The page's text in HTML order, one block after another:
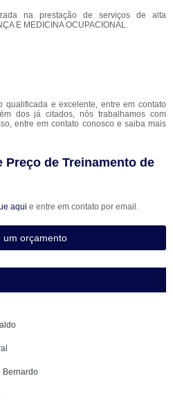
na prestação de serviços de alta
E MEDICINA OCUPACIONAL.
qualificada e excelente, entre em contato
dos já citados, nós trabalhamos com
entre em contato conosco e saiba mais
Preço de Treinamento de
aqui e entre em contato por email.
um orçamento
Bernardo